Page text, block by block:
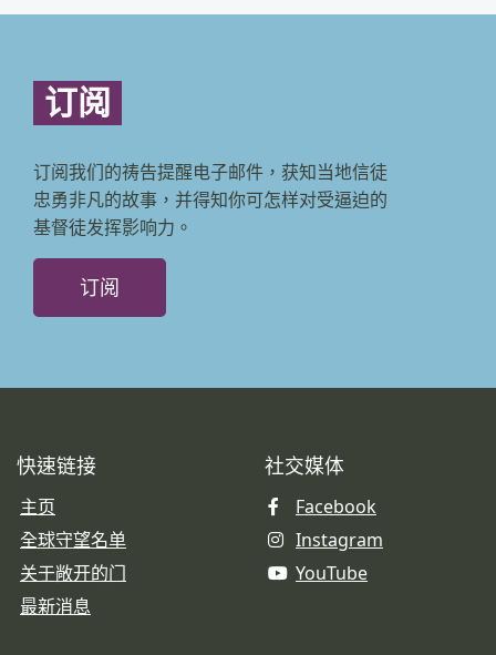
订阅
订阅我们的祷告提醒电子邮件，获知当地信徒
忠勇非凡的故事，并得知你可怎样对受逼迫的
基督徒发挥影响力。
订阅
快速链接
主页
全球守望名单
关于敞开的门
最新消息
社交媒体
Facebook
Instagram
YouTube